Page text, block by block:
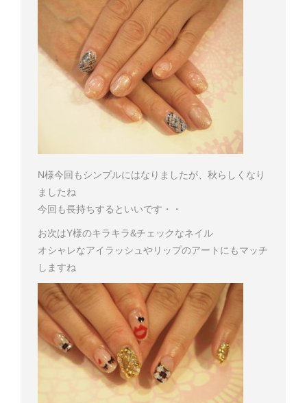
N様今回もシンプルにはなりましたが、秋らしくなり
ましたね
今回も長持ちするといいです・・
お次はY様のキラキラ&チェックなネイル
オシャレなアイラッシュやリップのアートにもマッチ
しますね